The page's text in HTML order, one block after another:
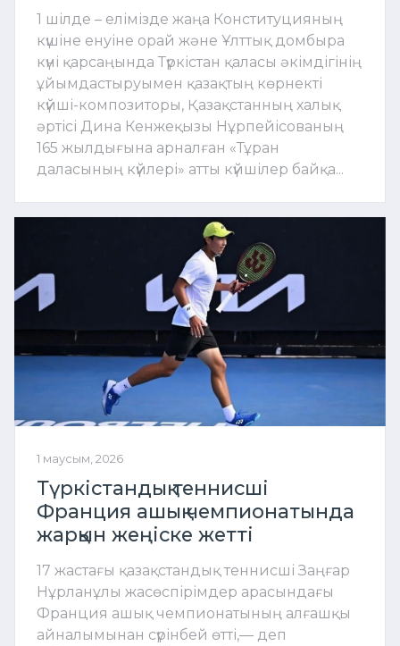
1 шілде – елімізде жаңа Конституцияның
күшіне енуіне орай және Ұлттық домбыра
күні қарсаңында Түркістан қаласы әкімдігінің
ұйымдастыруымен қазақтың көрнекті
күйші-композиторы, Қазақстанның халық
әртісі Дина Кенжеқызы Нұрпейісованың
165 жылдығына арналған «Тұран
даласының күйлері» атты күйшілер байқа...
1 маусым, 2026
Түркістандық теннисші
Франция ашық чемпионатында
жарқын жеңіске жетті
17 жастағы қазақстандық теннисші Заңғар
Нұрланұлы жасөспірімдер арасындағы
Франция ашық чемпионатының алғашқы
айналымынан сүрінбей өтті,— деп